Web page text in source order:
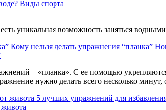
Виды спорта
уникальная возможность заняться
Кому нельзя делать упражнения “планка”
– «планка». С ее помощью
нужно делать всего несколько
5 лучших упражнений для